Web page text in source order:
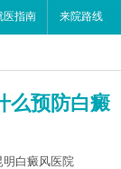
医指南 来院路线
么预防白癜
明白癜风医院